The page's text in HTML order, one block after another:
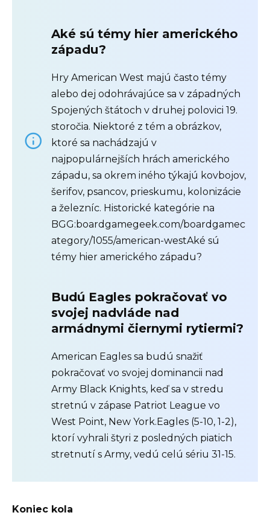
Aké sú témy hier amerického
západu?
Hry American West majú často témy
alebo dej odohrávajúce sa v západných
Spojených štátoch v druhej polovici 19.
storočia. Niektoré z tém a obrázkov,
ktoré sa nachádzajú v
najpopulárnejších hrách amerického
západu, sa okrem iného týkajú kovbojov,
šerifov, psancov, prieskumu, kolonizácie
a železníc. Historické kategórie na
BGG:boardgamegeek.com/boardgamec
ategory/1055/american-westAké sú
témy hier amerického západu?
Budú Eagles pokračovať vo
svojej nadvláde nad
armádnymi čiernymi rytiermi?
American Eagles sa budú snažiť
pokračovať vo svojej dominancii nad
Army Black Knights, keď sa v stredu
stretnú v zápase Patriot League vo
West Point, New York.Eagles (5-10, 1-2),
ktorí vyhrali štyri z posledných piatich
stretnutí s Army, vedú celú sériu 31-15.
Koniec kola